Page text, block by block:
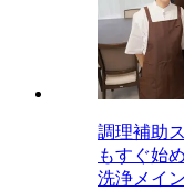
調理補助
もすぐ始
洗浄メイ